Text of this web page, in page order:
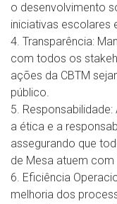
o desenvolvimento
iniciativas escolares
4. Transparência:
com todos os
ações da CBTM
público.
5.
a ética e a
assegurando que
de Mesa atuem com
6. Eficiência
melhoria dos